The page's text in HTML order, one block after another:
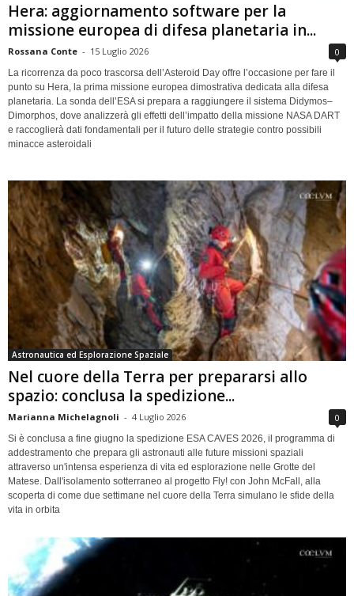
Hera: aggiornamento software per la
missione europea di difesa planetaria in...
Rossana Conte - 15 Luglio 2026 0
La ricorrenza da poco trascorsa dell’Asteroid Day offre l’occasione per fare il
punto su Hera, la prima missione europea dimostrativa dedicata alla difesa
planetaria. La sonda dell’ESA si prepara a raggiungere il sistema Didymos–
Dimorphos, dove analizzerà gli effetti dell’impatto della missione NASA DART
e raccoglierà dati fondamentali per il futuro delle strategie contro possibili
minacce asteroidali
Astronautica ed Esplorazione Spaziale
Nel cuore della Terra per prepararsi allo
spazio: conclusa la spedizione...
Marianna Michelagnoli - 4 Luglio 2026 0
Si è conclusa a fine giugno la spedizione ESA CAVES 2026, il programma di
addestramento che prepara gli astronauti alle future missioni spaziali
attraverso un'intensa esperienza di vita ed esplorazione nelle Grotte del
Matese. Dall'isolamento sotterraneo al progetto Fly! con John McFall, alla
scoperta di come due settimane nel cuore della Terra simulano le sfide della
vita in orbita